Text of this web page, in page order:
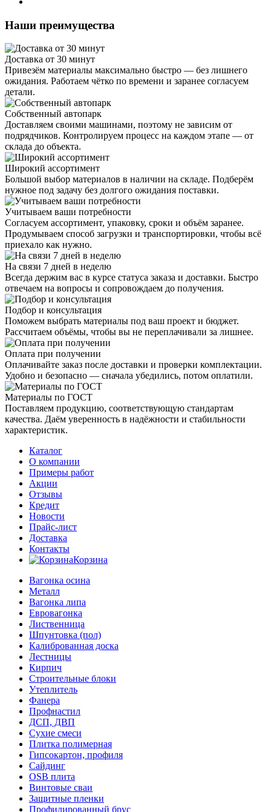
Наши преимущества
Доставка от 30 минут
Привезём материалы максимально быстро — без лишнего
ожидания. Работаем чётко по времени и заранее согласуем
детали.
Собственный автопарк
Доставляем своими машинами, поэтому не зависим от
подрядчиков. Контролируем процесс на каждом этапе — от
склада до объекта.
Широкий ассортимент
Большой выбор материалов в наличии на складе. Подберём
нужное под задачу без долгого ожидания поставки.
Учитываем ваши потребности
Согласуем ассортимент, упаковку, сроки и объём заранее.
Продумываем способ загрузки и транспортировки, чтобы всё
приехало как нужно.
На связи 7 дней в неделю
Всегда держим вас в курсе статуса заказа и доставки. Быстро
отвечаем на вопросы и сопровождаем до получения.
Подбор и консультация
Поможем выбрать материалы под ваш проект и бюджет.
Рассчитаем объёмы, чтобы вы не переплачивали за лишнее.
Оплата при получении
Оплачивайте заказ после доставки и проверки комплектации.
Удобно и безопасно — сначала убедились, потом оплатили.
Материалы по ГОСТ
Поставляем продукцию, соответствующую стандартам
качества. Даём уверенность в надёжности и стабильности
характеристик.
Каталог
О компании
Примеры работ
Акции
Отзывы
Кредит
Новости
Прайс-лист
Доставка
Контакты
Корзина
Вагонка осина
Металл
Вагонка липа
Евровагонка
Лиственница
Шпунтовка (пол)
Калиброванная доска
Лестницы
Кирпич
Строительные блоки
Утеплитель
Фанера
Профнастил
ДСП, ДВП
Сухие смеси
Плитка полимерная
Гипсокартон, профиля
Сайдинг
OSB плита
Винтовые сваи
Защитные пленки
Профилированный брус